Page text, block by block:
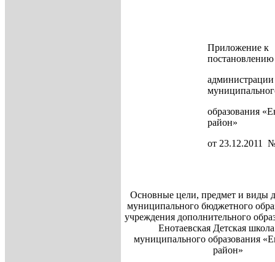
Приложение к
постановлению
администрации
образования
район»
от 23.12.2011
Основные цели, предмет и виды
муниципального бюджетного
учреждения дополнительного
Енотаевская Детская
муниципального образования
район»